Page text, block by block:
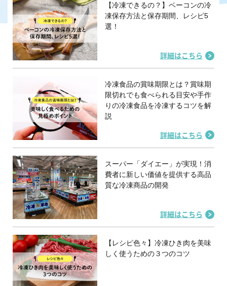
【冷凍できるの？】ベーコンの冷
凍保存方法と保存期間、レシピ5
選！
詳細はこちら
冷凍食品の賞味期限とは？賞味期
限切れでも食べられる目安や手作
りの冷凍食品を冷凍するコツを解
説
詳細はこちら
スーパー「ダイエー」が実現！消
費者に新しい価値を提供する高品
質な冷凍商品の開発
詳細はこちら
【レシピ色々】冷凍ひき肉を美味
しく使うための３つのコツ